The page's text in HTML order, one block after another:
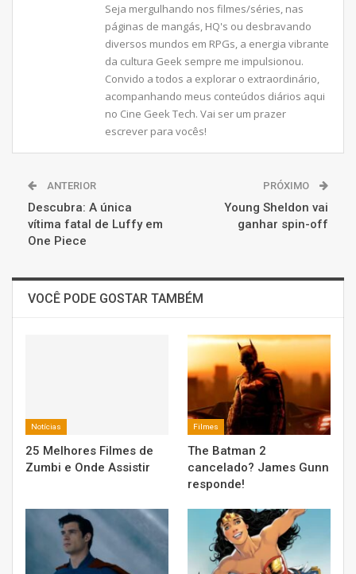
Seja mergulhando nos filmes/séries, nas
páginas de mangás, HQ's ou desbravando
diversos mundos em RPGs, a energia vibrante
da cultura Geek sempre me impulsionou.
Convido a todos a explorar o extraordinário,
acompanhando meus conteúdos diários aqui
no Cine Geek Tech. Vai ser um prazer
escrever para vocês!
ANTERIOR
Descubra: A única
vítima fatal de Luffy em
One Piece
PRÓXIMO
Young Sheldon vai
ganhar spin-off
VOCÊ PODE GOSTAR TAMBÉM
Notícias
25 Melhores Filmes de
Zumbi e Onde Assistir
Filmes
The Batman 2
cancelado? James Gunn
responde!